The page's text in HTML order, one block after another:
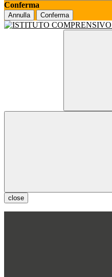
Conferma
Annulla Conferma
close